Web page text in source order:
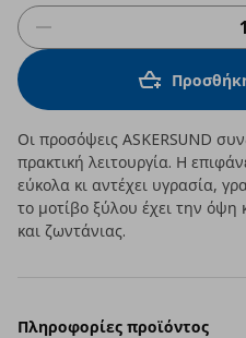
Οι προσόψεις ASKERSUND
πρακτική λειτουργία. Η
εύκολα κι αντέχει υγρασία,
το μοτίβο ξύλου έχει την
και ζωντάνιας.
Πληροφορίες προϊόντος